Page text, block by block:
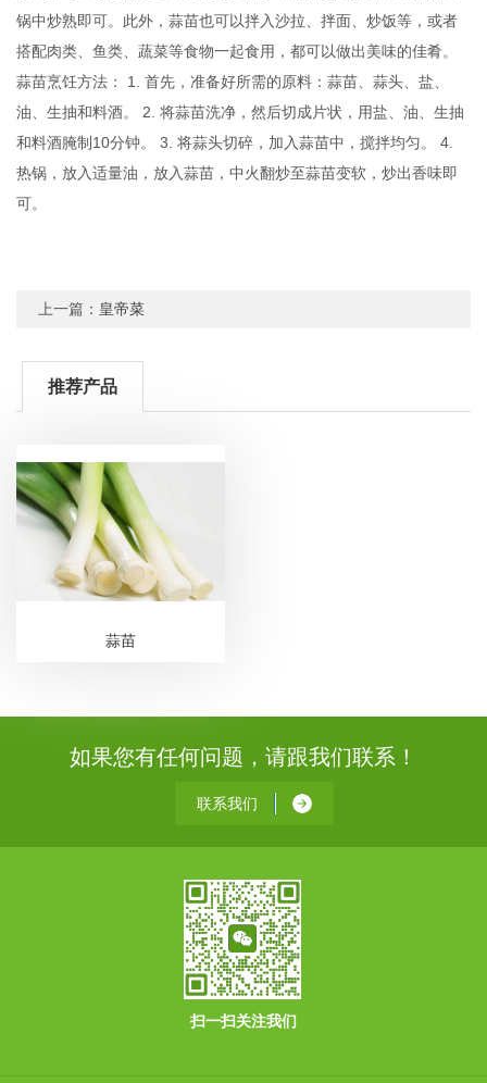
锅中炒熟即可。此外，蒜苗也可以拌入沙拉、拌面、炒饭等，或者
搭配肉类、鱼类、蔬菜等食物一起食用，都可以做出美味的佳肴。
蒜苗烹饪方法： 1. 首先，准备好所需的原料：蒜苗、蒜头、盐、
油、生抽和料酒。 2. 将蒜苗洗净，然后切成片状，用盐、油、生抽
和料酒腌制10分钟。 3. 将蒜头切碎，加入蒜苗中，搅拌均匀。 4.
热锅，放入适量油，放入蒜苗，中火翻炒至蒜苗变软，炒出香味即
可。
上一篇： 皇帝菜
推荐产品
蒜苗
如果您有任何问题，请跟我们联系！
联系我们
扫一扫关注我们